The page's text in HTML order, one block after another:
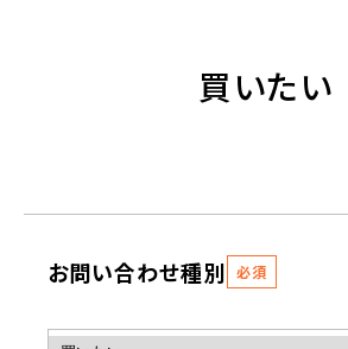
買いたい
お問い合わせ種別 必須